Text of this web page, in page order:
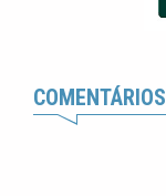
COMENTÁRIOS